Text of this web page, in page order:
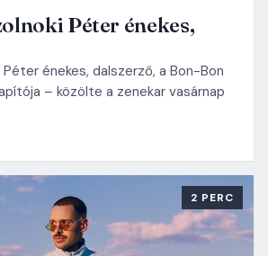
Péter énekes,
Péter énekes, dalszerző, a Bon-Bon
– közölte a zenekar vasárnap
2 PERC